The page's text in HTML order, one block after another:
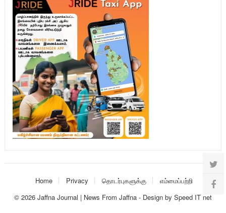
Home Privacy தொடர்புகளுக்கு
எம்மைப்பற்றி
© 2026 Jaffna Journal | News From Jaffna- Design by Speed IT net